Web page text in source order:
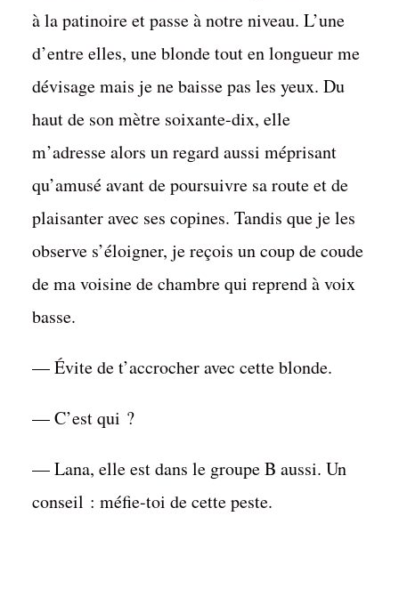
à la patinoire et passe à notre niveau. L’une
d’entre elles, une blonde tout en longueur me
dévisage mais je ne baisse pas les yeux. Du
haut de son mètre soixante-dix, elle
m’adresse alors un regard aussi méprisant
qu’amusé avant de poursuivre sa route et de
plaisanter avec ses copines. Tandis que je les
observe s’éloigner, je reçois un coup de coude
de ma voisine de chambre qui reprend à voix
basse.
— Évite de t’accrocher avec cette blonde.
— C’est qui ?
— Lana, elle est dans le groupe B aussi. Un
conseil : méfie-toi de cette peste.